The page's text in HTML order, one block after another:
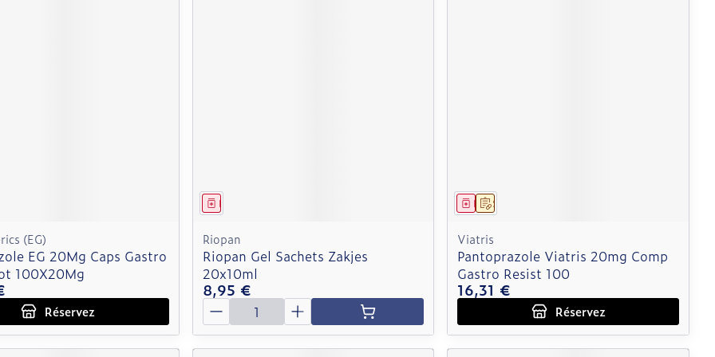
(EG)
EG 20Mg Caps Gastro
100X20Mg
Réservez
Médicament
Riopan
Riopan Gel Sachets Zakjes
20x10ml
8,95 €
Quantité
Sur prescription
Médicament
Viatris
Pantoprazole Viatris 20mg Comp
Gastro Resist 100
16,31 €
Réservez